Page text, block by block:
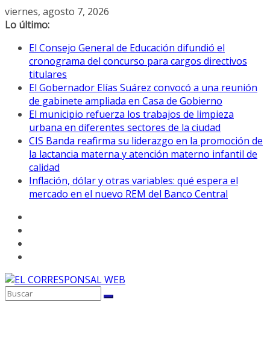
Saltar
al
viernes, agosto 7, 2026
Lo último:
El Consejo General de Educación difundió el
cronograma del concurso para cargos directivos
titulares
El Gobernador Elías Suárez convocó a una reunión
de gabinete ampliada en Casa de Gobierno
El municipio refuerza los trabajos de limpieza
urbana en diferentes sectores de la ciudad
CIS Banda reafirma su liderazgo en la promoción de
la lactancia materna y atención materno infantil de
calidad
Inflación, dólar y otras variables: qué espera el
mercado en el nuevo REM del Banco Central